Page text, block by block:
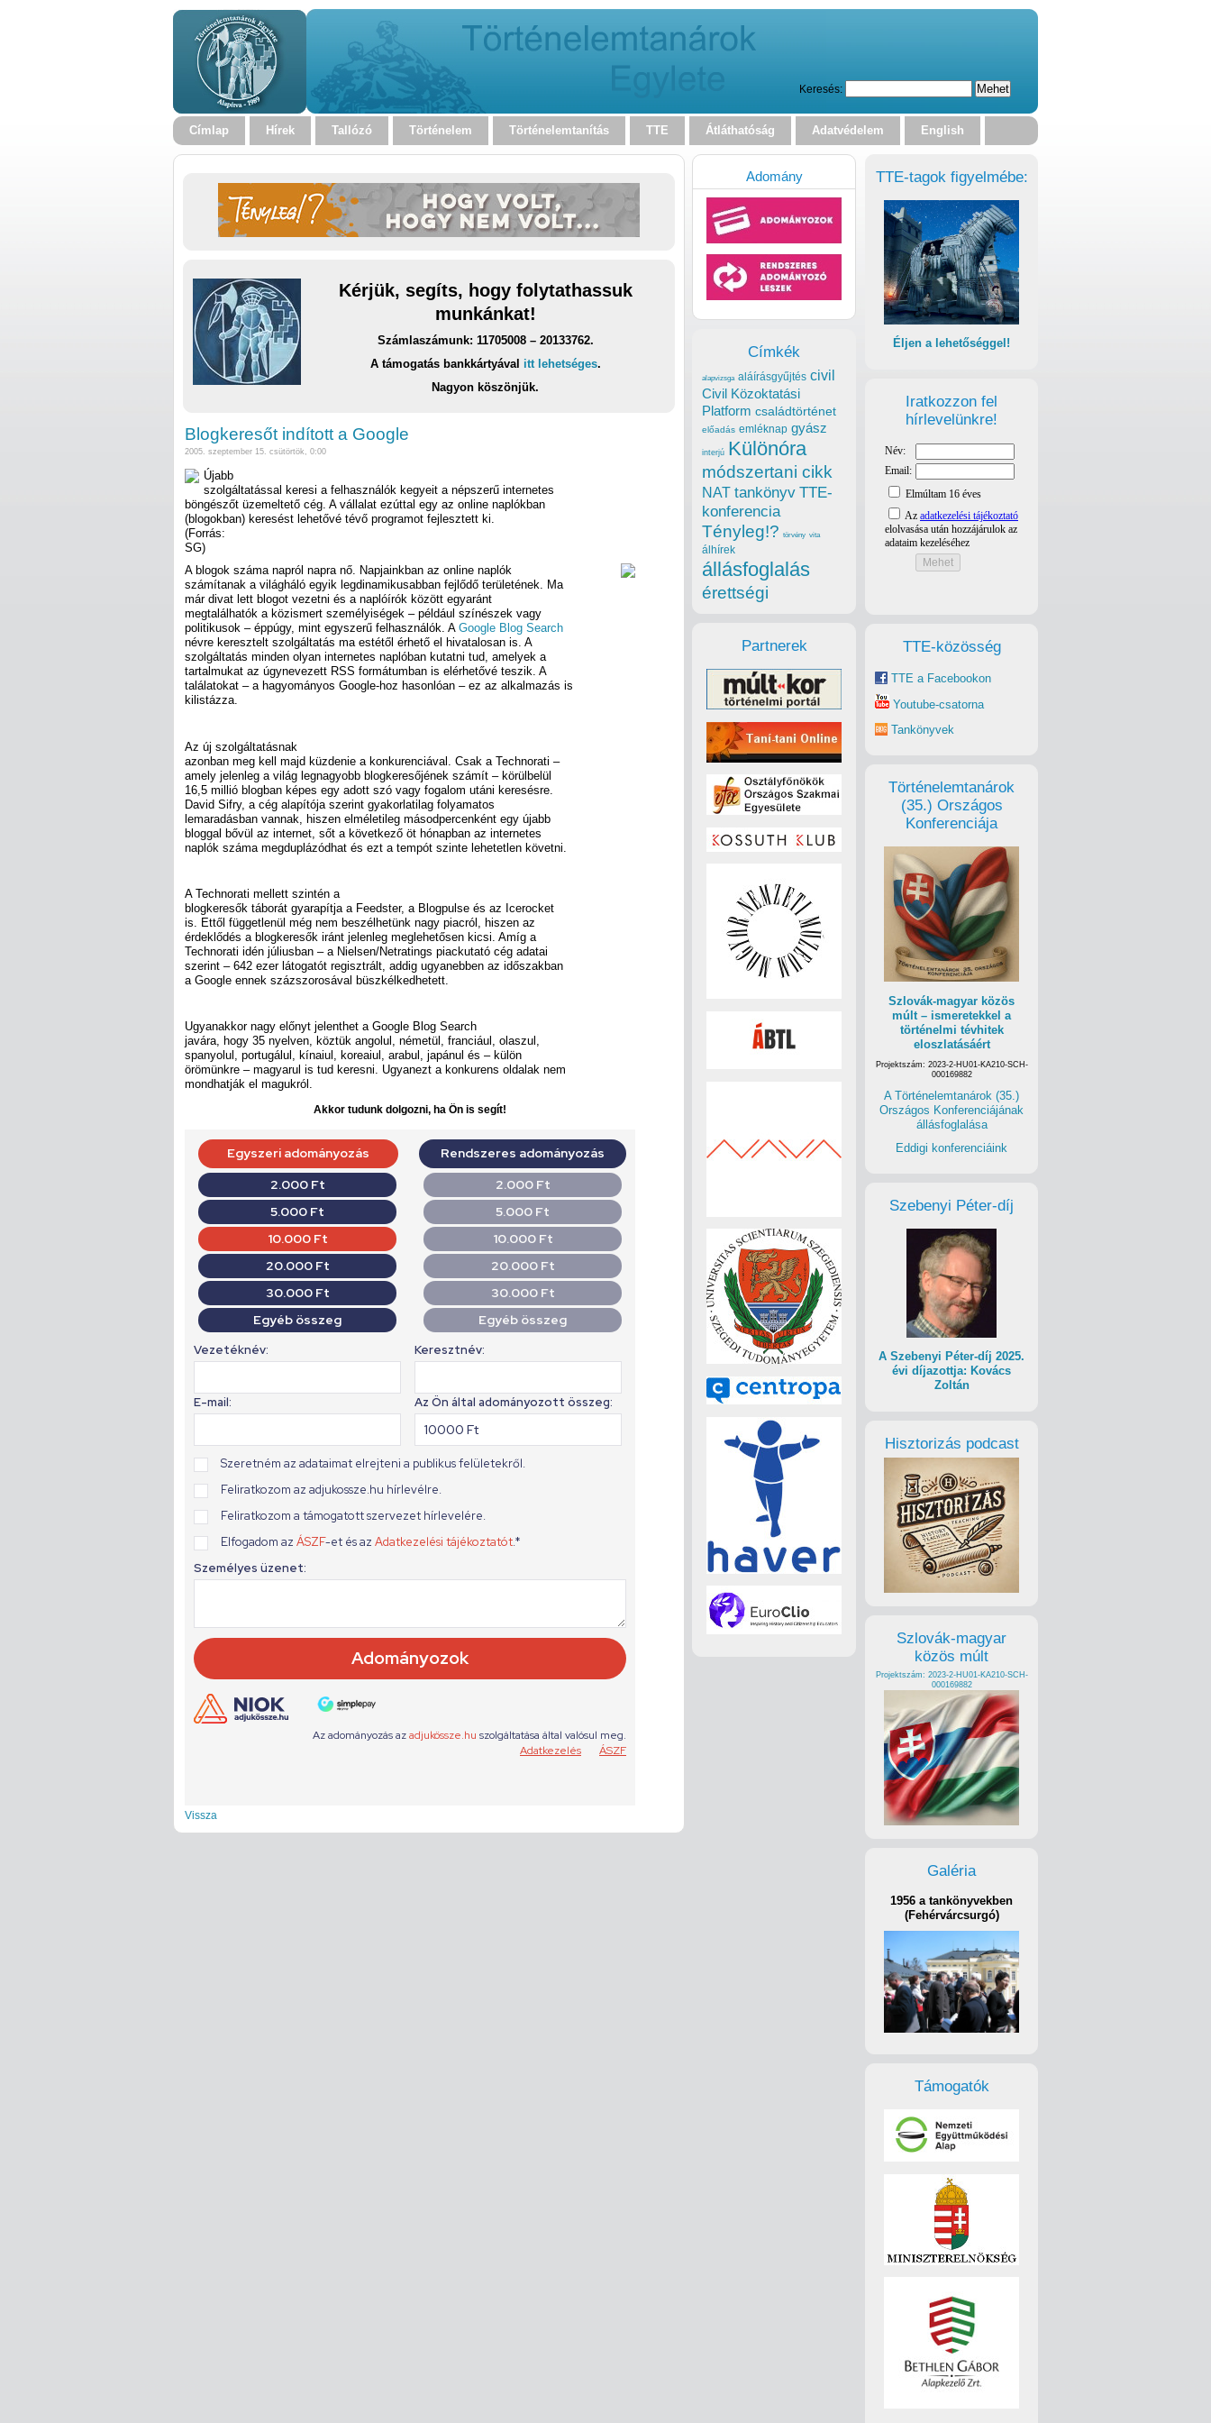
Keresés:
Címlap Hírek Tallózó Történelem Történelemtanítás TTE Átláthatóság Adatvédelem English
Kérjük, segíts, hogy folytathassuk
munkánkat!
Számlaszámunk: 11705008 – 20133762.
A támogatás bankkártyával itt lehetséges.
Nagyon köszönjük.
Blogkeresőt indított a Google
2005. szeptember 15. csütörtök, 0:00
Újabb
szolgáltatással keresi a felhasználók kegyeit a népszerű internetes
böngészőt üzemeltető cég. A vállalat ezúttal egy az online naplókban
(blogokban) keresést lehetővé tévő programot fejlesztett ki.
(Forrás:
SG)
A blogok száma napról napra nő. Napjainkban az online naplók
számítanak a világháló egyik legdinamikusabban fejlődő területének. Ma
már divat lett blogot vezetni és a naplóírók között egyaránt
megtalálhatók a közismert személyiségek – például színészek vagy
politikusok – éppúgy, mint egyszerű felhasználók. A Google Blog Search
névre keresztelt szolgáltatás ma estétől érhető el hivatalosan is. A
szolgáltatás minden olyan internetes naplóban kutatni tud, amelyek a
tartalmukat az úgynevezett RSS formátumban is elérhetővé teszik. A
találatokat – a hagyományos Google-hoz hasonlóan – ez az alkalmazás is
kilistázza.
Az új szolgáltatásnak
azonban meg kell majd küzdenie a konkurenciával. Csak a Technorati –
amely jelenleg a világ legnagyobb blogkeresőjének számít – körülbelül
16,5 millió blogban képes egy adott szó vagy fogalom utáni keresésre.
David Sifry, a cég alapítója szerint gyakorlatilag folyamatos
lemaradásban vannak, hiszen elméletileg másodpercenként egy újabb
bloggal bővül az internet, sőt a következő öt hónapban az internetes
naplók száma megduplázódhat és ezt a tempót szinte lehetetlen követni.
A Technorati mellett szintén a
blogkeresők táborát gyarapítja a Feedster, a Blogpulse és az Icerocket
is. Ettől függetlenül még nem beszélhetünk nagy piacról, hiszen az
érdeklődés a blogkeresők iránt jelenleg meglehetősen kicsi. Amíg a
Technorati idén júliusban – a Nielsen/Netratings piackutató cég adatai
szerint – 642 ezer látogatót regisztrált, addig ugyanebben az időszakban
a Google ennek százszorosával büszkélkedhetett.
Ugyanakkor nagy előnyt jelenthet a Google Blog Search
javára, hogy 35 nyelven, köztük angolul, németül, franciául, olaszul,
spanyolul, portugálul, kínaiul, koreaiul, arabul, japánul és – külön
örömünkre – magyarul is tud keresni. Ugyanezt a konkurens oldalak nem
mondhatják el magukról.
Akkor tudunk dolgozni, ha Ön is segít!
Vissza
TTE-tagok figyelmébe:
Éljen a lehetőséggel!
Iratkozzon fel
hírlevelünkre!
TTE-közösség
TTE a Facebookon
Youtube-csatorna
Tankönyvek
Történelemtanárok
(35.) Országos
Konferenciája
Szlovák-magyar közös
múlt – ismeretekkel a
történelmi tévhitek
eloszlatásáért
Projektszám: 2023-2-HU01-KA210-SCH-
000169882
A Történelemtanárok (35.)
Országos Konferenciájának
állásfoglalása
Eddigi konferenciáink
Szebenyi Péter-díj
A Szebenyi Péter-díj 2025.
évi díjazottja: Kovács
Zoltán
Hisztorizás podcast
Szlovák-magyar
közös múlt
Projektszám: 2023-2-HU01-KA210-SCH-
000169882
Galéria
1956 a tankönyvekben
(Fehérvárcsurgó)
Támogatók
Adomány
Címkék
alapvizsga aláírásgyűjtés civil
Civil Közoktatási
Platform családtörténet
előadás emléknap gyász
interjú Különóra
módszertani cikk
NAT tankönyv TTE-
konferencia
Tényleg!? törvény vita
álhírek
állásfoglalás
érettségi
Partnerek